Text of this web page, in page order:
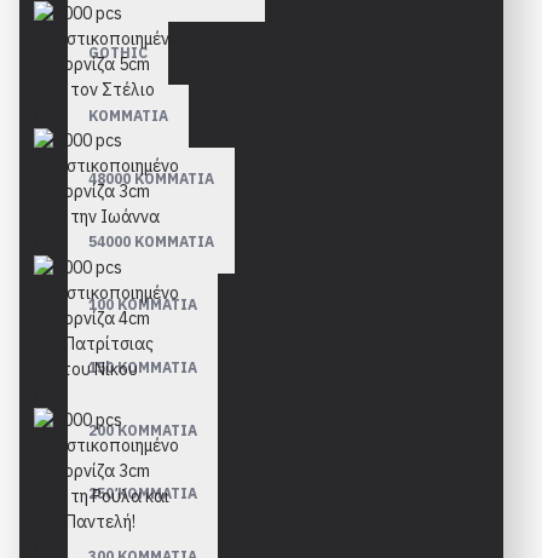
GOTHIC
ΚΟΜΜΑΤΙΑ
48000 ΚΟΜΜΑΤΙΑ
54000 ΚΟΜΜΑΤΙΑ
100 ΚΟΜΜΑΤΙΑ
150 ΚΟΜΜΑΤΙΑ
200 ΚΟΜΜΑΤΙΑ
250 ΚΟΜΜΑΤΙΑ